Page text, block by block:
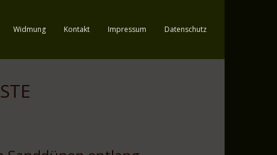
Widmung Kontakt Impressum Datenschutz